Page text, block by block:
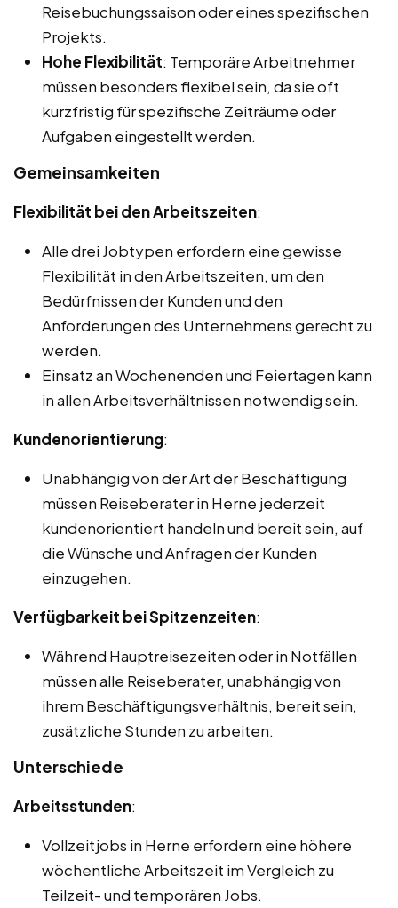
Reisebuchungssaison oder eines spezifischen
Projekts.
Hohe Flexibilität: Temporäre Arbeitnehmer
müssen besonders flexibel sein, da sie oft
kurzfristig für spezifische Zeiträume oder
Aufgaben eingestellt werden.
Gemeinsamkeiten
Flexibilität bei den Arbeitszeiten:
Alle drei Jobtypen erfordern eine gewisse
Flexibilität in den Arbeitszeiten, um den
Bedürfnissen der Kunden und den
Anforderungen des Unternehmens gerecht zu
werden.
Einsatz an Wochenenden und Feiertagen kann
in allen Arbeitsverhältnissen notwendig sein.
Kundenorientierung:
Unabhängig von der Art der Beschäftigung
müssen Reiseberater in Herne jederzeit
kundenorientiert handeln und bereit sein, auf
die Wünsche und Anfragen der Kunden
einzugehen.
Verfügbarkeit bei Spitzenzeiten:
Während Hauptreisezeiten oder in Notfällen
müssen alle Reiseberater, unabhängig von
ihrem Beschäftigungsverhältnis, bereit sein,
zusätzliche Stunden zu arbeiten.
Unterschiede
Arbeitsstunden:
Vollzeitjobs in Herne erfordern eine höhere
wöchentliche Arbeitszeit im Vergleich zu
Teilzeit- und temporären Jobs.